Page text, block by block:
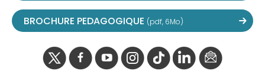
BROCHURE PEDAGOGIQUE (pdf, 6Mo)